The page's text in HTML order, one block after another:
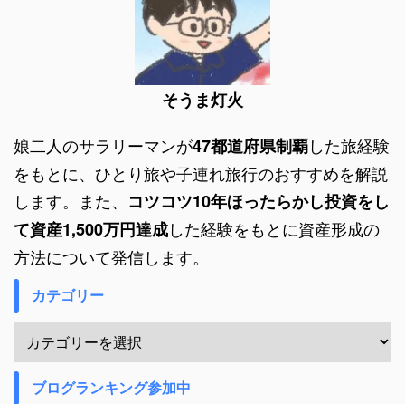
そうま灯火
娘二人のサラリーマンが47都道府県制覇した旅経験
をもとに、ひとり旅や子連れ旅行のおすすめを解説
します。また、 コツコツ10年ほったらかし投資をし
て資産1,500万円達成した経験をもとに資産形成の
方法について発信します。
カテゴリー
ブログランキング参加中